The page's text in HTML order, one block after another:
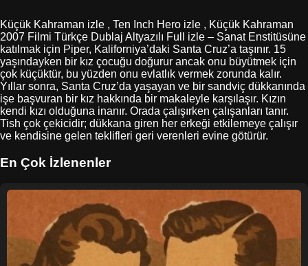
Küçük Kahraman izle , Ten Inch Hero izle , Küçük Kahraman
2007 Filmi Türkçe Dublaj Altyazılı Full izle – Sanat Enstitüsüne
katılmak için Piper, Kaliforniya’daki Santa Cruz’a taşınır. 15
yaşındayken bir kız çocuğu doğurur ancak onu büyütmek için
çok küçüktür, bu yüzden onu evlatlık vermek zorunda kalır.
Yıllar sonra, Santa Cruz’da yaşayan ve bir sandviç dükkanında
işe başvuran bir kız hakkında bir makaleyle karşılaşır. Kızın
kendi kızı olduğuna inanır. Orada çalışırken çalışanları tanır.
Tish çok çekicidir; dükkana giren her erkeği etkilemeye çalışır
ve kendisine gelen teklifleri geri verenleri evine götürür.
En Çok İzlenenler